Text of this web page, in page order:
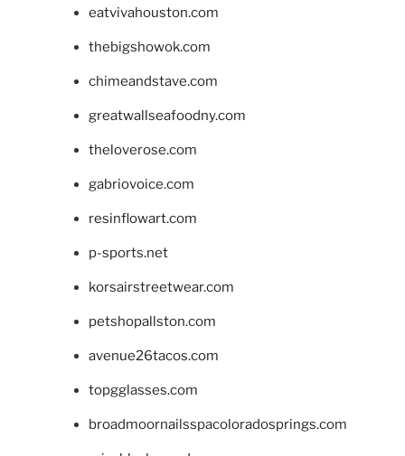
eatvivahouston.com
thebigshowok.com
chimeandstave.com
greatwallseafoodny.com
theloverose.com
gabriovoice.com
resinflowart.com
p-sports.net
korsairstreetwear.com
petshopallston.com
avenue26tacos.com
topgglasses.com
broadmoornailsspacoloradosprings.com